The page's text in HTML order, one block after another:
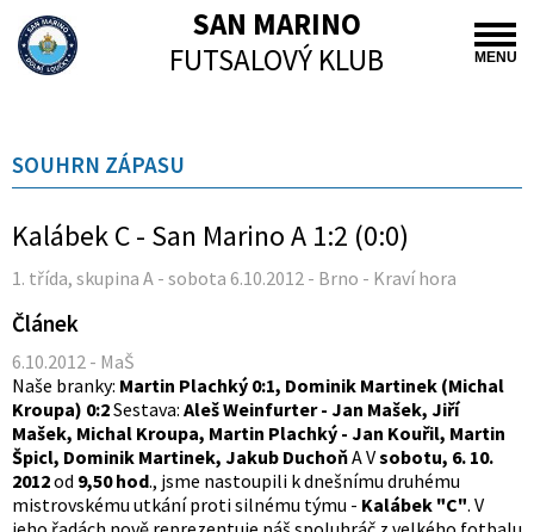
MENU
SAN MARINO
FUTSALOVÝ KLUB
SOUHRN ZÁPASU
Kalábek C - San Marino A 1:2 (0:0)
1. třída, skupina A - sobota 6.10.2012 - Brno - Kraví hora
Článek
6.10.2012 - MaŠ
Naše branky: Martin Plachký 0:1, Dominik Martinek (Michal
Kroupa) 0:2Sestava: Aleš Weinfurter - Jan Mašek, Jiří
Mašek, Michal Kroupa, Martin Plachký - Jan Kouřil, Martin
Špicl, Dominik Martinek, Jakub DuchoňA Vsobotu, 6. 10.
2012od 9,50 hod., jsme nastoupili k dnešnímu druhému
mistrovskému utkání proti silnému týmu - Kalábek "C". V